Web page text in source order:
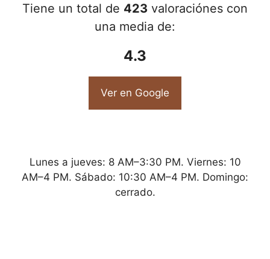
Tiene un total de 423 valoraciónes con
una media de:
4.3
Ver en Google
Lunes a jueves: 8 AM–3:30 PM. Viernes: 10
AM–4 PM. Sábado: 10:30 AM–4 PM. Domingo:
cerrado.